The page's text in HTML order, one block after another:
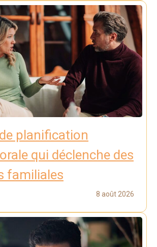
de planification
qui déclenche des
familiales
8 août 2026